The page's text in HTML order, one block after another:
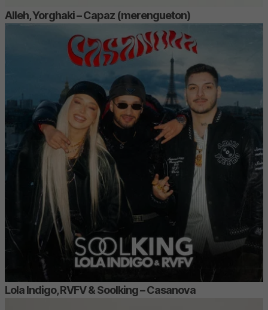
Alleh, Yorghaki – Capaz (merengueton)
Lola Indigo, RVFV & Soolking – Casanova